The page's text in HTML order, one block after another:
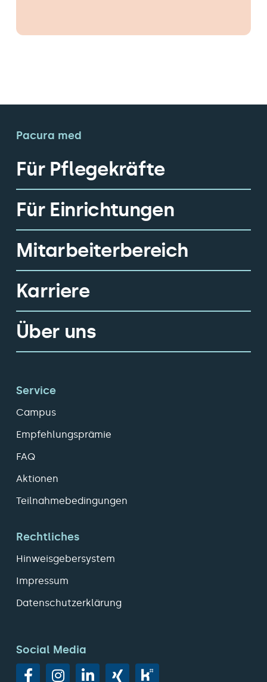
Pacura med
Für Pflegekräfte
Für Einrichtungen
Mitarbeiterbereich
Karriere
Über uns
Service
Campus
Empfehlungsprämie
FAQ
Aktionen
Teilnahmebedingungen
Rechtliches
Hinweisgebersystem
Impressum
Datenschutzerklärung
Social Media